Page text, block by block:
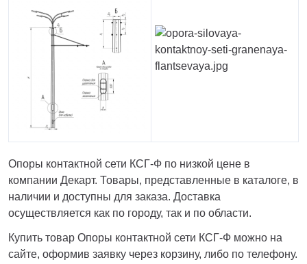
Опоры контактной сети КСГ-Ф по низкой цене в
компании Декарт. Товары, представленные в каталоге, в
наличии и доступны для заказа. Доставка
осуществляется как по городу, так и по области.
Купить товар Опоры контактной сети КСГ-Ф можно на
сайте, оформив заявку через корзину, либо по телефону.